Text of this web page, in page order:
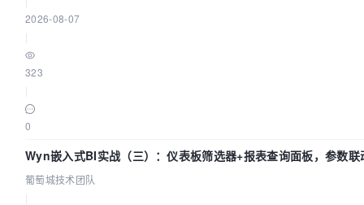
2026-08-07
323
0
Wyn嵌入式BI实战（三）：仪表板筛选器+报表查询面板，参数联
葡萄城技术团队